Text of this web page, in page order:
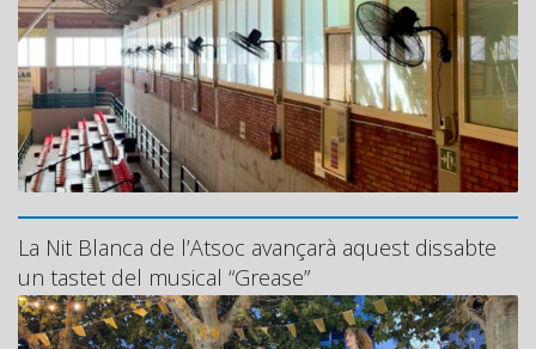
La Nit Blanca de l’Atsoc avançarà aquest dissabte
un tastet del musical “Grease”